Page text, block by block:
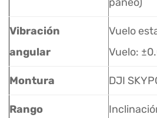
Vibración
angular
Vuelo
Vuelo:
Montura DJI
Rango